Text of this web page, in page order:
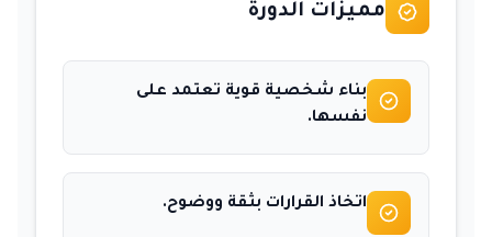
مميزات الدورة
بناء شخصية قوية تعتمد على
نفسها.
اتخاذ القرارات بثقة ووضوح.